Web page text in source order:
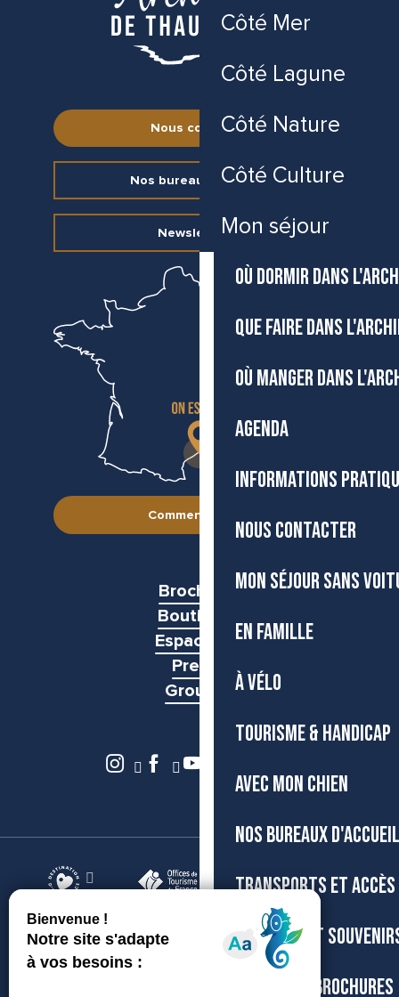
Côté Mer
Côté Lagune
Côté Nature
Côté Culture
Mon séjour
OÙ DORMIR DANS
QUE FAIRE DANS
OÙ MANGER DANS
AGENDA
INFORMATIONS
NOUS CONTACTER
MON SÉJOUR SANS
EN FAMILLE
À VÉLO
TOURISME & HANDICAP
AVEC MON CHIEN
NOS BUREAUX D'ACCUEIL
TRANSPORTS ET ACCÈS
BOUTIQUE ET
CARTES ET BROCHURES
Nous contacter
Nos bureaux d’accueil
Newsletter
Comment venir ?
Brochures
Boutiques
Espace pro
Presse
Groupes
Mentions légales
Plan du site